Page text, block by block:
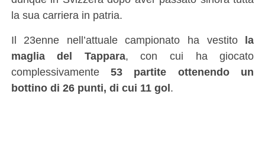
la sua carriera in patria.
Il 23enne nell’attuale campionato ha vestito la
maglia del Tappara, con cui ha giocato
complessivamente53 partite ottenendo un
bottino di 26 punti, di cui 11 gol.